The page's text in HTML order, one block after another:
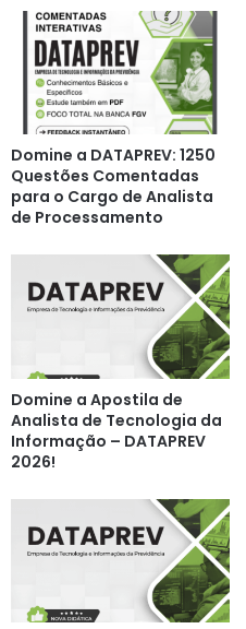
Domine a DATAPREV: 1250
Questões Comentadas
para o Cargo de Analista
de Processamento
Domine a Apostila de
Analista de Tecnologia da
Informação – DATAPREV
2026!